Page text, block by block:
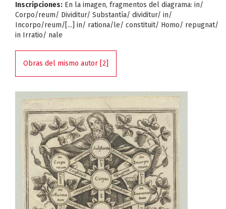
Inscripciones: En la imagen, fragmentos del diagrama: in/
Corpo/reum/ Dividitur/ Substantía/ dividitur/ in/
Incorpo/reum/[...] in/ rationa/le/ constituit/ Homo/ repugnat/
in Irratio/ nale
Obras del mismo autor [2]